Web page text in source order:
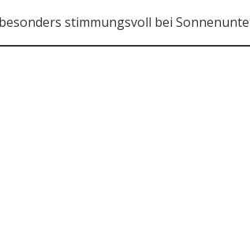
stimmungsvoll bei